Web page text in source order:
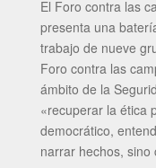
El Foro contra las
presenta una
trabajo de nueve
Foro contra las
ámbito de la
«recuperar la ética
democrático,
narrar hechos,